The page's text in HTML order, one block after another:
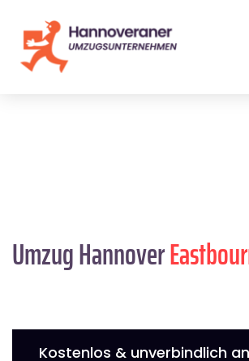
Umzug Hannover
Kostenlos & unverbindlich